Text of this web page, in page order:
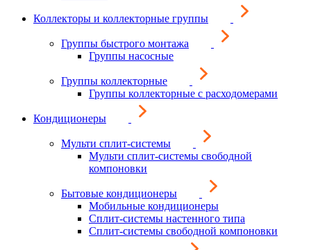
Коллекторы и коллекторные группы
Группы быстрого монтажа
Группы насосные
Группы коллекторные
Группы коллекторные с расходомерами
Кондиционеры
Мульти сплит-системы
Мульти сплит-системы свободной
компоновки
Бытовые кондиционеры
Мобильные кондиционеры
Сплит-системы настенного типа
Сплит-системы свободной компоновки